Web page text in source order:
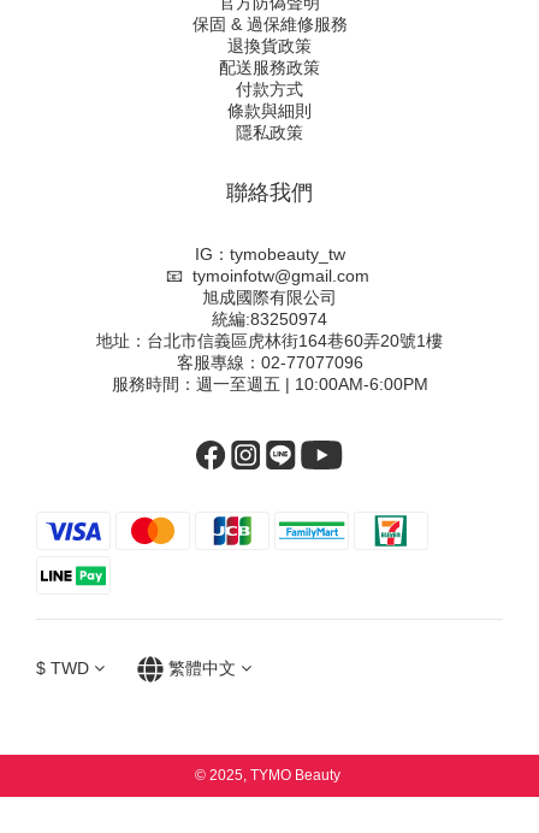
保固 & 過保維修服務
退換貨政策
配送服務政策
付款方式
條款與細則
隱私政策
聯絡我們
IG：tymobeauty_tw
📧 tymoinfotw@gmail.com
旭成國際有限公司
統編:83250974
地址：台北市信義區虎林街164巷60弄20號1樓
客服專線：02-77077096
服務時間：週一至週五 | 10:00AM-6:00PM
$ TWD 繁體中文
© 2025, TYMO Beauty